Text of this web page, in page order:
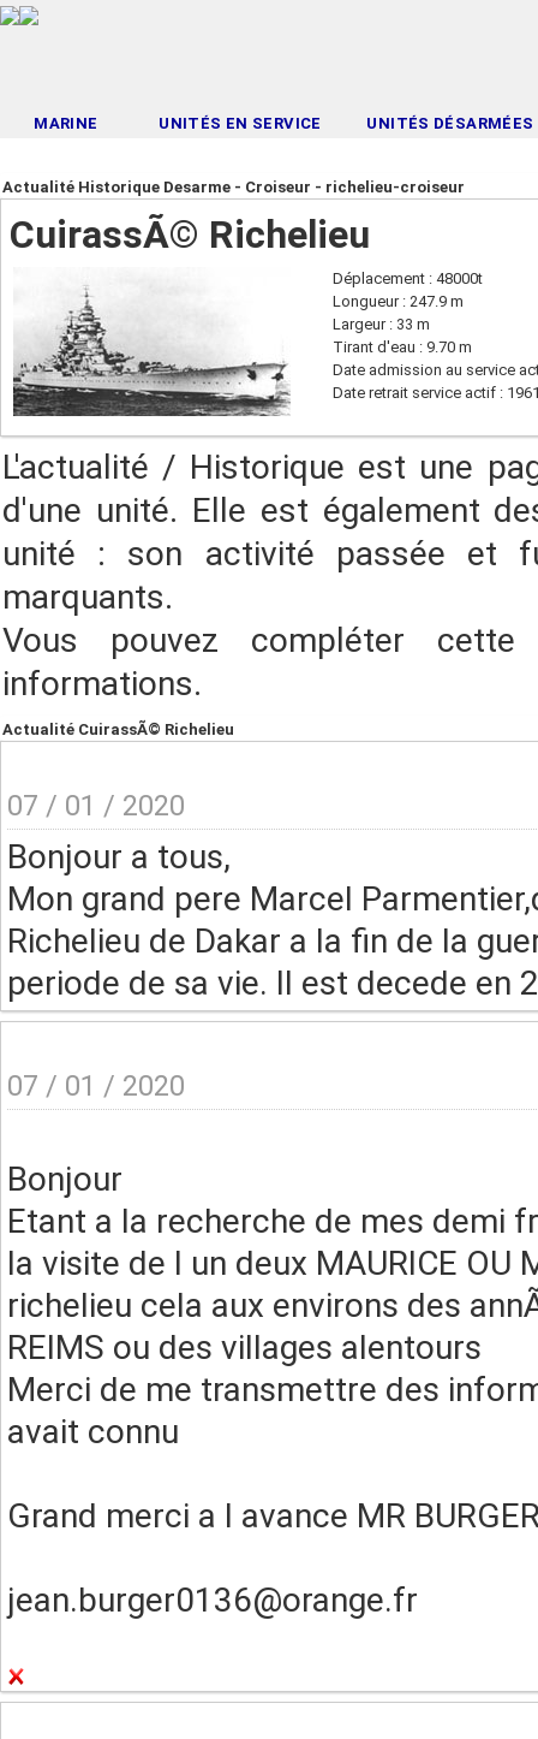
MARINE UNITÉS EN SERVICE UNITÉS DÉSARMÉES
Actualité Historique Desarme - Croiseur - richelieu-croiseur
CuirassÃ© Richelieu
Déplacement : 48000t
Longueur : 247.9 m
Largeur : 33 m
Tirant d'eau : 9.70 m
Date admission au service
Date retrait service actif :
L'actualité / Historique est une
d'une unité. Elle est également
unité : son activité passée et
marquants.
Vous pouvez compléter
informations.
Actualité CuirassÃ© Richelieu
07 / 01 / 2020
Bonjour a tous,
Mon grand pere Marcel
Richelieu de Dakar a la fin de la
periode de sa vie. Il est decede en
07 / 01 / 2020
Bonjour
Etant a la recherche de mes demi
la visite de l un deux MAURICE OU
richelieu cela aux environs des
REIMS ou des villages alentours
Merci de me transmettre des
avait connu
Grand merci a l avance MR
jean.burger0136@orange.fr